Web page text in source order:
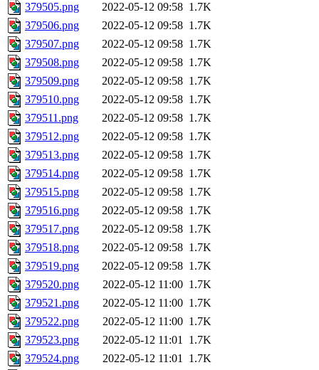
379505.png
2022-05-12 09:58 1.7K
379506.png
2022-05-12 09:58 1.7K
379507.png
2022-05-12 09:58 1.7K
379508.png
2022-05-12 09:58 1.7K
379509.png
2022-05-12 09:58 1.7K
379510.png
2022-05-12 09:58 1.7K
379511.png
2022-05-12 09:58 1.7K
379512.png
2022-05-12 09:58 1.7K
379513.png
2022-05-12 09:58 1.7K
379514.png
2022-05-12 09:58 1.7K
379515.png
2022-05-12 09:58 1.7K
379516.png
2022-05-12 09:58 1.7K
379517.png
2022-05-12 09:58 1.7K
379518.png
2022-05-12 09:58 1.7K
379519.png
2022-05-12 09:58 1.7K
379520.png
2022-05-12 11:00 1.7K
379521.png
2022-05-12 11:00 1.7K
379522.png
2022-05-12 11:00 1.7K
379523.png
2022-05-12 11:01 1.7K
379524.png
2022-05-12 11:01 1.7K